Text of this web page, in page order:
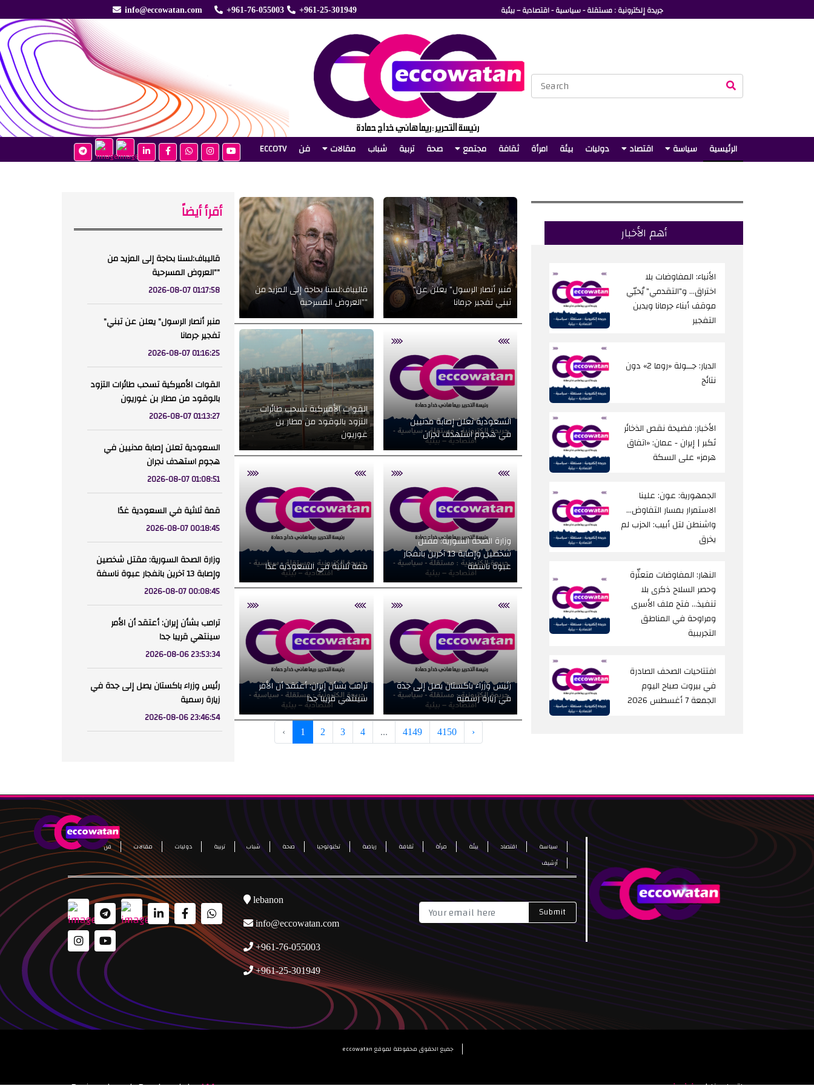
info@eccowatan.com +961-76-055003 +961-25-301949 جريدة إلكترونية : مستقلة - سياسية - اقتصادية – بيئية
ECCOTV فن مقالات شباب تربية صحة مجتمع ثقافة امرأة بيئة دوليات اقتصاد سياسة الرئيسية
أقرأ أيضاً
"العروض المسرحية"
2026-08-07 01:17:58
"منبر أنصار الرسول" يعلن عن تبني
تفجير جرمانا
2026-08-07 01:16:25
القوات الأميركية تسحب طائرات التزود
بالوقود من مطار بن غوريون
2026-08-07 01:13:27
السعودية تعلن إصابة مدنيين في
هجوم استهدف نجران
2026-08-07 01:08:51
قمة ثلاثية في السعودية غدًا
2026-08-07 00:18:45
وزارة الصحة السورية: مقتل شخصين
وإصابة 13 آخرين بانفجار عبوة ناسفة
2026-08-07 00:08:45
ترامب بشأن إيران: أعتقد أن الأمر
سينتهي قريبا جدا
2026-08-06 23:53:34
رئيس وزراء باكستان يصل إلى جدة في
زيارة رسمية
2026-08-06 23:46:54
قاليباف:لسنا بحاجة إلى المزيد من
"العروض المسرحية"
"منبر أنصار الرسول" يعلن عن
تبني تفجير جرمانا
القوات الأميركية تسحب طائرات
التزود بالوقود من مطار بن
غوريون
السعودية تعلن إصابة مدنيين
في هجوم استهدف نجران
قمة ثلاثية في السعودية غدًا
وزارة الصحة السورية: مقتل
شخصين وإصابة 13 آخرين بانفجار
عبوة ناسفة
ترامب بشأن إيران: أعتقد أن الأمر
سينتهي قريبا جدا
رئيس وزراء باكستان يصل إلى جدة
في زيارة رسمية
‹ 1 2 3 4 ... 4149 4150 ›
أهم الأخبار
الأنباء: المفاوضات بلا
اختراق… و"التقدمي" يُحيّي
موقف أبناء جرمانا ويدين
التفجير
الديار: جــولة «روما 2» دون
نتائج
الأخبار: فضيحة نقص الذخائر
تَكبر | إيران - عمان: «اتفاق
هرمز» على السكة
الجمهورية: عون: علينا
الاستمرار بمسار التفاوض...
واشنطن لتل أبيب: الحزب لم
يخرق
النهار: المفاوضات متعثّرة
وحصر السلاح ذكرى بلا
تنفيذ… فتح ملف الأسرى
ومراوحة في المناطق
التجريبية
افتتاحيات الصحف الصادرة
في بيروت صباح اليوم
الجمعة 7 أغسطس 2026
سياسة اقتصاد بيئة مرأة ثقافة رياضة تكنولوجيا صحة شباب تربية دوليات مقالات
فن
أرشيف
lebanon
info@eccowatan.com
+961-76-055003
+961-25-301949
Submit
eccowatan جميع الحقوق محفوظة لموقع